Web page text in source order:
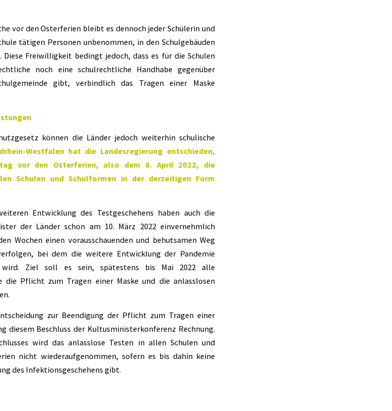
vor den Osterferien bleibt es dennoch jeder Schülerin und
tätigen Personen unbenommen, in den Schulgebäuden
Freiwilligkeit bedingt jedoch, dass es für die Schulen
noch eine schulrechtliche Handhabe gegenüber
gibt, verbindlich das Tragen einer Maske
können die Länder jedoch weiterhin schulische
Westfalen hat die Landesregierung entschieden,
vor den Osterferien, also dem 8. April 2022, die
Schulen und Schulformen in der derzeitigen Form
Entwicklung des Testgeschehens haben auch die
der Länder schon am 10. März 2022 einvernehmlich
Wochen einen vorausschauenden und behutsamen Weg
bei dem die weitere Entwicklung der Pandemie
Ziel soll es sein, spätestens bis Mai 2022 alle
die Pflicht zum Tragen einer Maske und die anlasslosen
zur Beendigung der Pflicht zum Tragen einer
diesem Beschluss der Kultusministerkonferenz Rechnung.
wird das anlasslose Testen in allen Schulen und
nicht wiederaufgenommen, sofern es bis dahin keine
des Infektionsgeschehens gibt.